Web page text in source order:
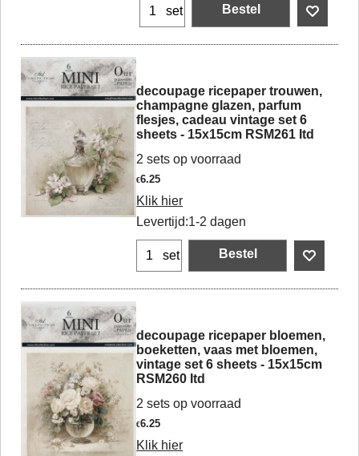
set Bestel
decoupage ricepaper trouwen,
champagne glazen, parfum
flesjes, cadeau vintage set 6
sheets - 15x15cm RSM261 Itd
2 sets op voorraad
€6.25
Klik hier
Levertijd:1-2 dagen
set Bestel
decoupage ricepaper bloemen,
boeketten, vaas met bloemen,
vintage set 6 sheets - 15x15cm
RSM260 Itd
2 sets op voorraad
€6.25
Klik hier